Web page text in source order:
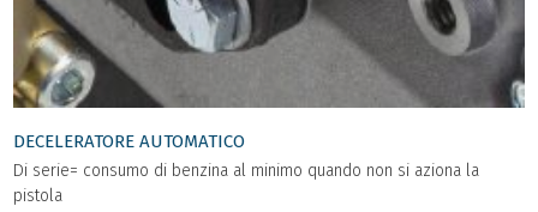
DECELERATORE AUTOMATICO
Di serie= consumo di benzina al minimo quando non si aziona la
pistola